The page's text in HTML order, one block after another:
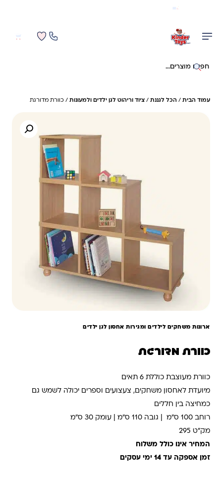
חיפוש באתר
עמוד הבית / הכל לגננת / ציוד וריהוט לגן ילדים ולמעונות / כוורת מדורגת
ארונות משחקים לילדים ומגירות אחסון לגן ילדים
כוורת מדורגת
כוורת מעוצבת כוללת 6 תאים
מיועדת לאחסון משחקים, צעצועים וספרים יכולה לשמש גם
כמחיצה בין חללים
רוחב 100 ס"מ | גובה 110 ס"מ | עומק 30 ס"מ
מק"ט 295
המחיר אינו כולל משלוח
זמן אספקה עד 14 ימי עסקים